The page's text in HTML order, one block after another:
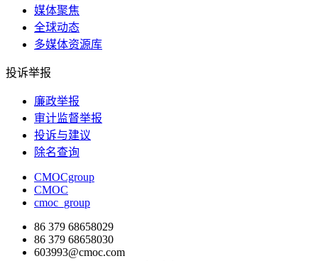
媒体聚焦
全球动态
多媒体资源库
投诉举报
廉政举报
审计监督举报
投诉与建议
除名查询
CMOCgroup
CMOC
cmoc_group
86 379 68658029
86 379 68658030
603993@cmoc.com